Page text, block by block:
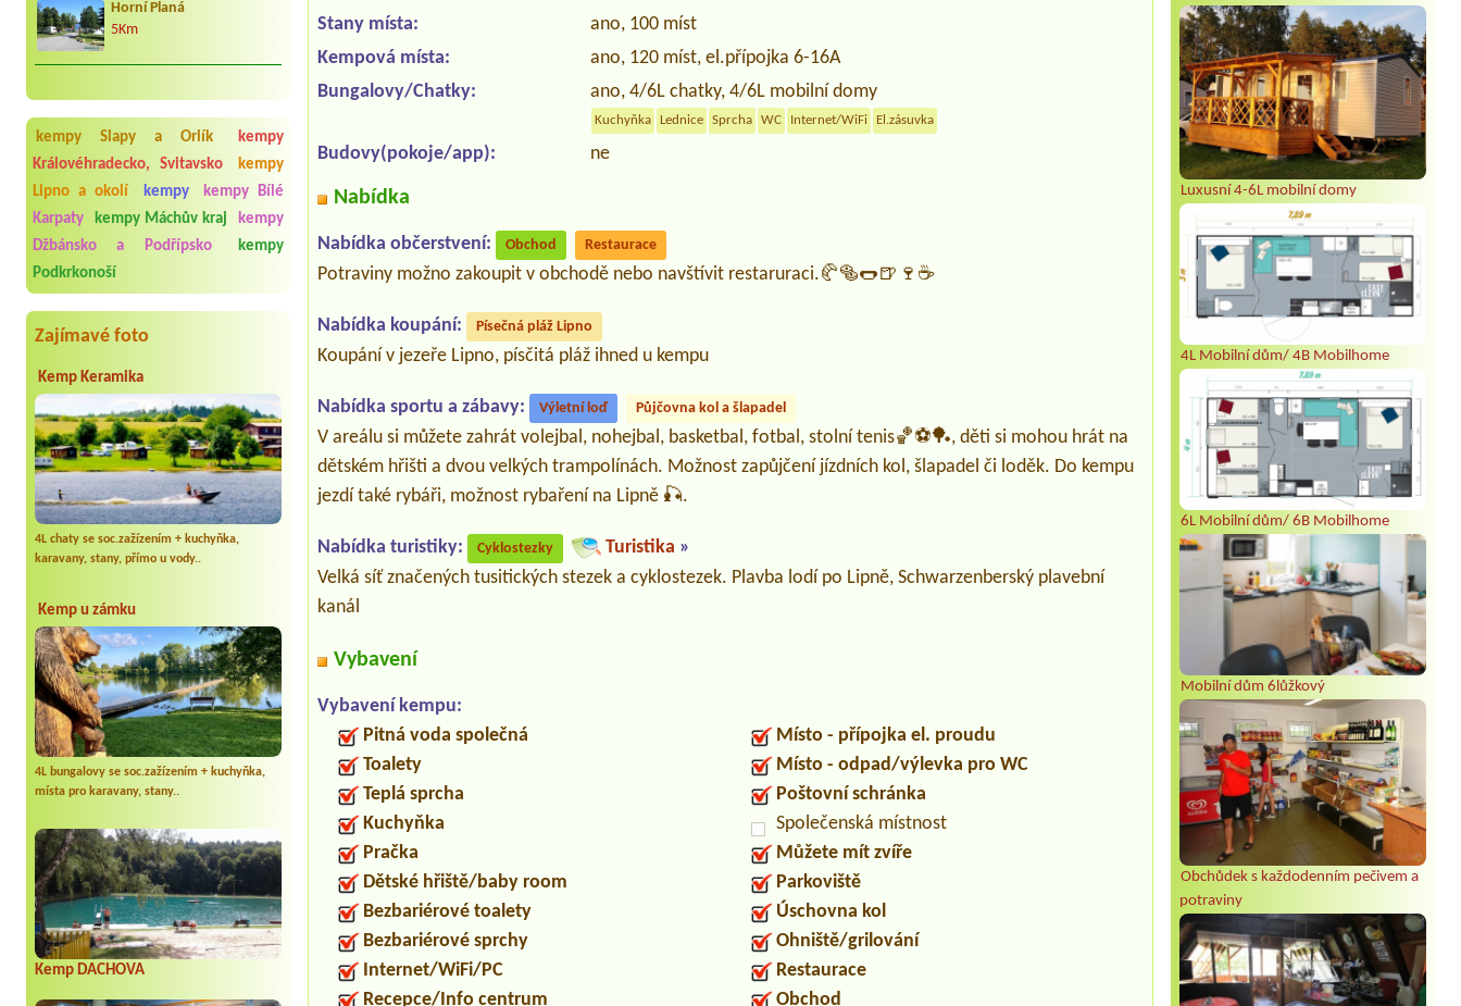
Horní Planá
5Km
kempy Slapy a Orlík
kempy
Královéhradecko, Svitavsko
kempy
Lipno a okolí
kempy
kempy Bílé
Karpaty
kempy Máchův kraj
kempy
Džbánsko a Podřípsko
kempy
Podkrkonoší
Zajímavé foto
Kemp Keramika
4L chaty se soc.zažízením + kuchyňka,
karavany, stany, přímo u vody..
Kemp u zámku
4L bungalovy se soc.zažízením + kuchyňka,
místa pro karavany, stany..
Kemp DACHOVA
Luxusní 4-6L mobilní domy
4L Mobilní dům/ 4B Mobilhome
6L Mobilní dům/ 6B Mobilhome
Mobilní dům 6lůžkový
Obchůdek s každodenním pečivem a
potraviny
Stany místa:
ano, 100 míst
Kempová místa:
ano, 120 míst, el.přípojka 6-16A
Bungalovy/Chatky:
ano, 4/6L chatky, 4/6L mobilní domy
Kuchyňka Lednice Sprcha WC Internet/WiFi El.zásuvka
Budovy(pokoje/app): ne
Nabídka
Nabídka občerstvení: Obchod Restaurace
Potraviny možno zakoupit v obchodě nebo navštívit restaruraci.🥐🥯🌭🍺🍷☕
Nabídka koupání: Písečná pláž Lipno
Koupání v jezeře Lipno, písčitá pláž ihned u kempu
Nabídka sportu a zábavy: Výletní loď Půjčovna kol a šlapadel
V areálu si můžete zahrát volejbal, nohejbal, basketbal, fotbal, stolní tenis🏀⚽🏓, děti si mohou hrát na
dětském hřišti a dvou velkých trampolínách. Možnost zapůjčení jízdních kol, šlapadel či loděk. Do kempu
jezdí také rybáři, možnost rybaření na Lipně 🎣.
Nabídka turistiky: Cyklostezky Turistika »
Velká síť značených tusitických stezek a cyklostezek. Plavba lodí po Lipně, Schwarzenberský plavební
kanál
Vybavení
Vybavení kempu:
Pitná voda společná
Toalety
Teplá sprcha
Kuchyňka
Pračka
Dětské hřiště/baby room
Bezbariérové toalety
Bezbariérové sprchy
Internet/WiFi/PC
Recepce/Info centrum
Místo - přípojka el. proudu
Místo - odpad/výlevka pro WC
Poštovní schránka
Společenská místnost
Můžete mít zvíře
Parkoviště
Úschovna kol
Ohniště/grilování
Restaurace
Obchod